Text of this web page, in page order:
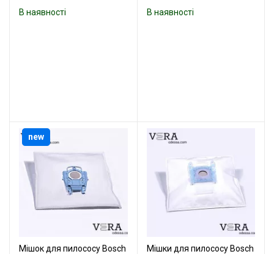
В наявності В наявності
Мішок для пилососу Bosch
new
Мішки для пилососу Bosch